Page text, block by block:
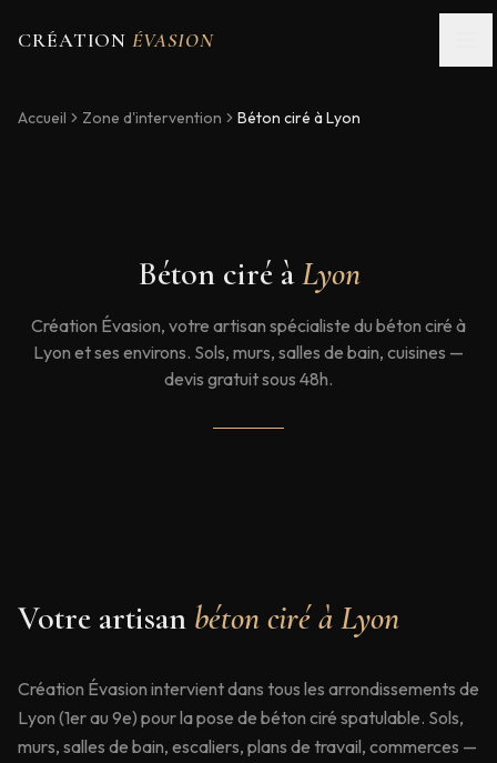
CRÉATIONÉVASION
Accueil Zone d'intervention Béton ciré àLyon
Béton ciré à Lyon
Création Évasion, votre artisan spécialiste du béton ciré à
Lyon et ses environs. Sols, murs, salles de bain, cuisines —
devis gratuit sous 48h.
Votre artisan béton ciré àLyon
Création Évasion intervient dans tous les arrondissements de
Lyon (1er au 9e) pour la pose de béton ciré spatulable. Sols,
murs, salles de bain, escaliers, plans de travail, commerces —